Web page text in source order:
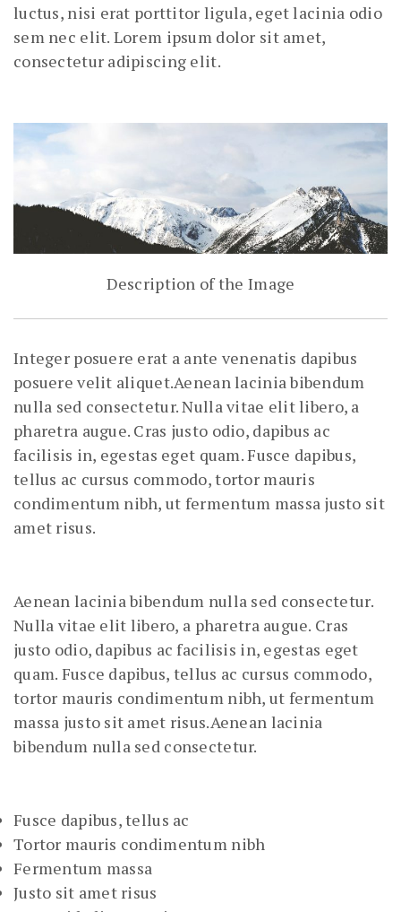
luctus, nisi erat porttitor ligula, eget lacinia odio
sem nec elit. Lorem ipsum dolor sit amet,
consectetur adipiscing elit.
Description of the Image
Integer posuere erat a ante venenatis dapibus
posuere velit aliquet.Aenean lacinia bibendum
nulla sed consectetur. Nulla vitae elit libero, a
pharetra augue. Cras justo odio, dapibus ac
facilisis in, egestas eget quam. Fusce dapibus,
tellus ac cursus commodo, tortor mauris
condimentum nibh, ut fermentum massa justo sit
amet risus.
Aenean lacinia bibendum nulla sed consectetur.
Nulla vitae elit libero, a pharetra augue. Cras
justo odio, dapibus ac facilisis in, egestas eget
quam. Fusce dapibus, tellus ac cursus commodo,
tortor mauris condimentum nibh, ut fermentum
massa justo sit amet risus.Aenean lacinia
bibendum nulla sed consectetur.
Fusce dapibus, tellus ac
Tortor mauris condimentum nibh
Fermentum massa
Justo sit amet risus